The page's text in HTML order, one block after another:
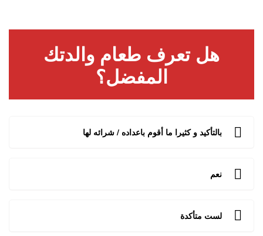
هل تعرف طعام والدتك
المفضل؟
بالتأكيد و كثيرا ما أقوم باعداده / شرائه لها
نعم
لست متأكدة